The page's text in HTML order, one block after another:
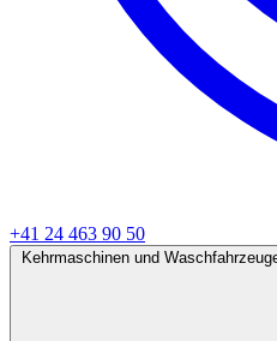
+41 24 463 90 50